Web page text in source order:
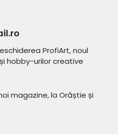
ProfiArt, noul
hobby-urilor creative
magazine, la Orăștie și